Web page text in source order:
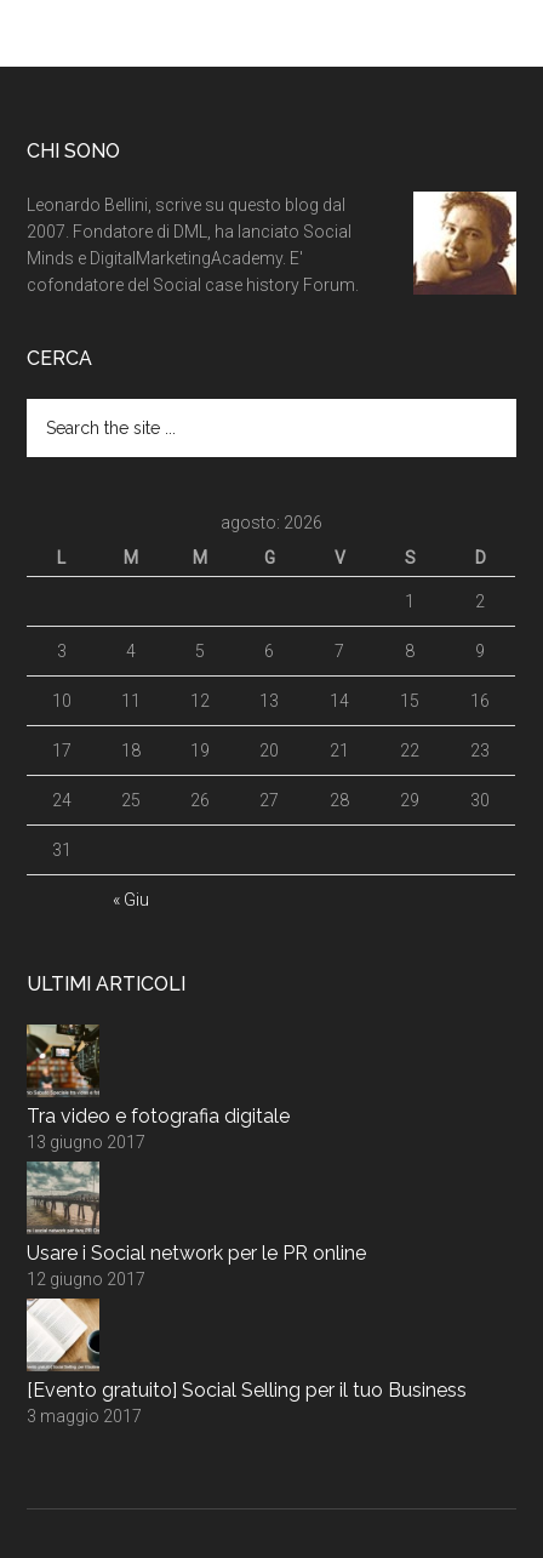
CHI SONO
Leonardo Bellini, scrive su questo blog dal
2007. Fondatore di DML, ha lanciato Social
Minds e DigitalMarketingAcademy. E'
cofondatore del Social case history Forum.
CERCA
agosto: 2026
L
M M G V S D
« Giu
1 2
3 4 5 6 7 8 9
10 11 12 13 14 15 16
17 18 19 20 21 22 23
24 25 26 27 28 29 30
31
ULTIMI ARTICOLI
Tra video e fotografia digitale
13 giugno 2017
Usare i Social network per le PR online
12 giugno 2017
[Evento gratuito] Social Selling per il tuo Business
3 maggio 2017